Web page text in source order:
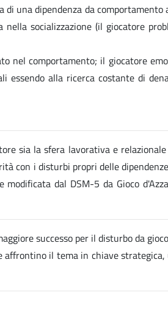
una dipendenza da
socializzazione (il giocatore
nel comportamento; il giocatore
essendo alla ricerca costante di
sia la sfera lavorativa e
con i disturbi propri delle
dal DSM-5 da Gioco
successo per il disturbo da gioco
il tema in chiave